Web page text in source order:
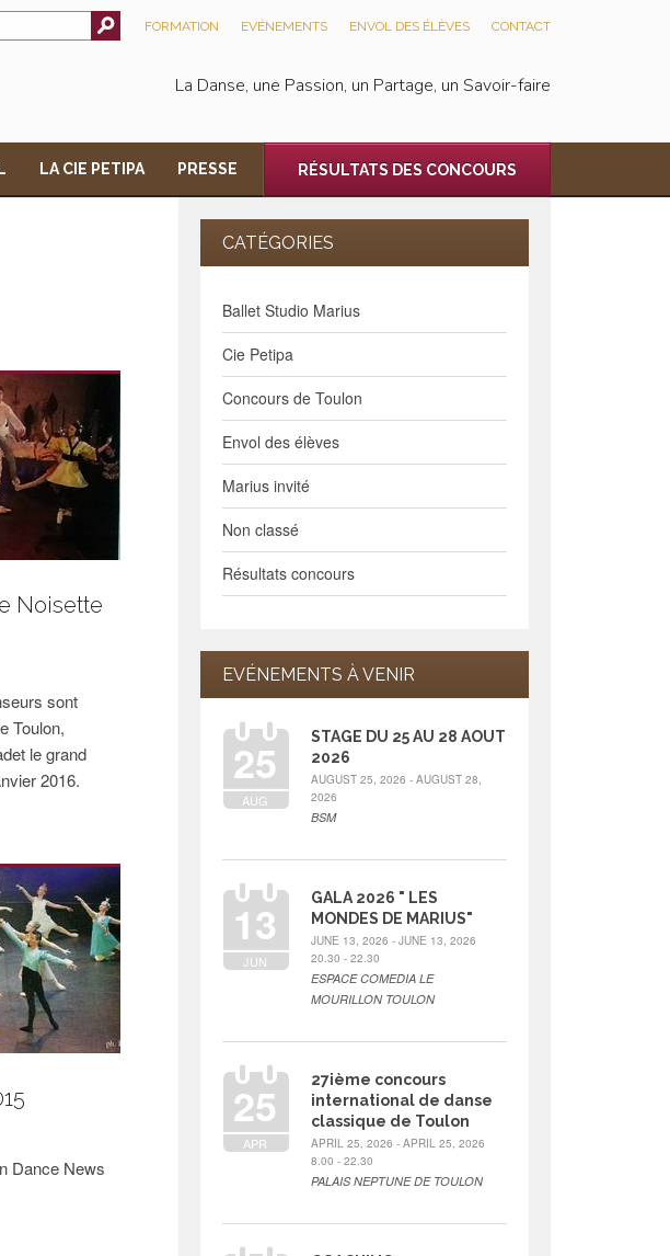
FORMATION EVÉNEMENTS ENVOL DES ÉLÈVES CONTACT
La Danse, une Passion, un Partage, un Savoir-faire
LA CIE PETIPA PRESSE RÉSULTATS DES CONCOURS
Noisette
sont
Toulon,
le grand
2016.
Dance News
CATÉGORIES
Ballet Studio Marius
Cie Petipa
Concours de Toulon
Envol des élèves
Marius invité
Non classé
Résultats concours
EVÉNEMENTS À VENIR
25
AUG
STAGE DU 25 AU 28 AOUT
2026
AUGUST 25, 2026 - AUGUST 28,
2026
BSM
13
JUN
GALA 2026 " LES
MONDES DE MARIUS"
JUNE 13, 2026 - JUNE 13, 2026
20.30 - 22.30
ESPACE COMEDIA LE
MOURILLON TOULON
25
APR
27ième concours
international de danse
classique de Toulon
APRIL 25, 2026 - APRIL 25, 2026
8.00 - 22.30
PALAIS NEPTUNE DE TOULON